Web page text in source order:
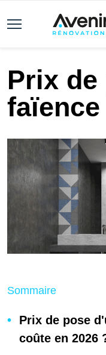
Prix de
faïence
Sommaire
Prix de pose
coûte en 2026